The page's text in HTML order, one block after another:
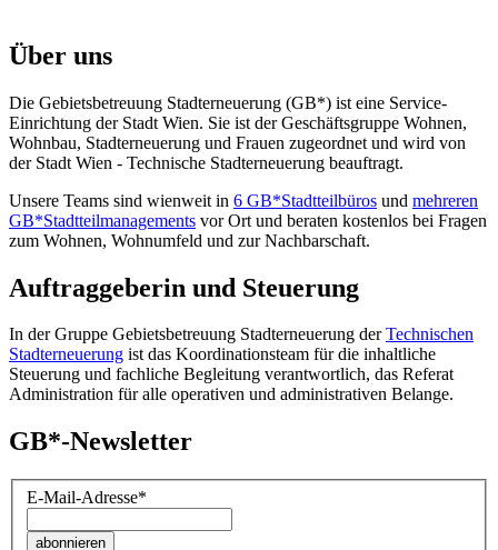
Über uns
Die Gebietsbetreuung Stadterneuerung (GB*) ist eine Service-
Einrichtung der Stadt Wien. Sie ist der Geschäfts­gruppe Wohnen,
Wohnbau, Stadt­erneuerung und Frauen zugeordnet und wird von
der Stadt Wien - Technische Stadterneuerung beauftragt.
Unsere Teams sind wienweit in 6 GB*Stadtteilbüros und mehreren
GB*Stadtteilmanagements vor Ort und beraten kostenlos bei Fragen
zum Wohnen, Wohnumfeld und zur Nachbarschaft.
Auftraggeberin und Steuerung
In der Gruppe Gebietsbetreuung Stadterneuerung derTechnischen
Stadterneuerung ist das Koordinationsteam für die inhaltliche
Steuerung und fachliche Begleitung verantwortlich, das Referat
Administration für alle operativen und administrativen Belange.
GB*-Newsletter
E-Mail-Adresse*